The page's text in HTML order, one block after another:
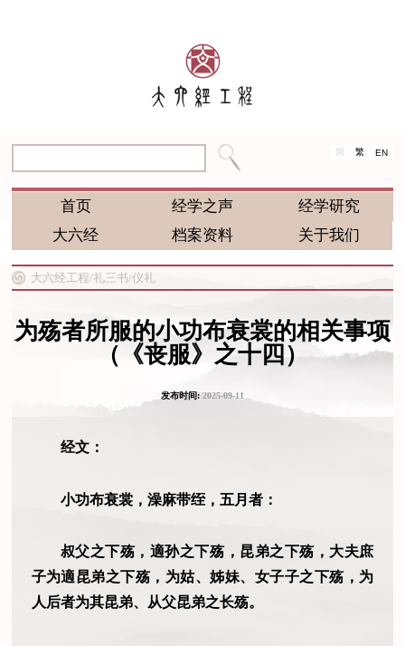
简 繁 EN
首页 经学之声
经学研究
大六经
档案资料 关于我们
大六经工程/礼三书/仪礼
为殇者所服的小功布衰裳的相关事项
（《丧服》之十四）
发布时间:2025-09-11
经文：
小功布衰裳，澡麻带绖，五月者：
叔父之下殇，適孙之下殇，昆弟之下殇，大夫庶
子为適昆弟之下殇，为姑、姊妹、女子子之下殇，为
人后者为其昆弟、从父昆弟之长殇。